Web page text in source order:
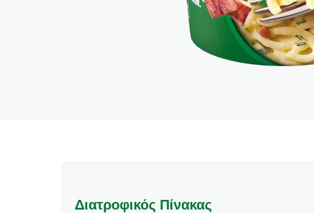
Διατροφικός Πίνακας